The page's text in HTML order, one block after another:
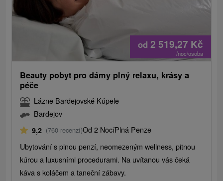
od 2 519,27 Kč
/noc/osoba
Beauty pobyt pro dámy plný relaxu, krásy a
péče
Lázne Bardejovské Kúpele
Bardejov
9,2 (760 recenzí)Od 2 NocíPlná Penze
Ubytování s plnou penzí, neomezeným wellness, pitnou
kúrou a luxusními procedurami. Na uvítanou vás čeká
káva s koláčem a taneční zábavy.